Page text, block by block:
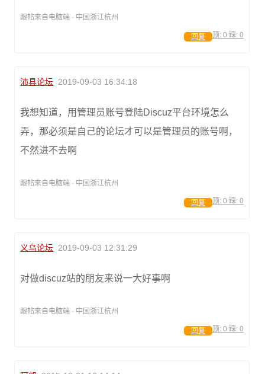
跟帖来自电脑端 · 中国浙江杭州
顶: 0 踩: 0
回复
沛县论坛 2019-09-03 16:34:18
我想知道，用管理员账号登陆Discuz平台环境怎么
弄，那必须是自己的论坛才可以是管理员的账号啊，
不然进不去啊
跟帖来自电脑端 · 中国浙江杭州
顶: 0 踩: 0
回复
义乌论坛 2019-09-03 12:31:29
对做discuz站的朋友来说一大好事啊
跟帖来自电脑端 · 中国浙江杭州
顶: 0 踩: 0
回复